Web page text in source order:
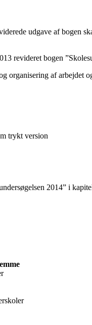
udgave af bogen
revideret bogen
organisering af arbejdet
trykt version
2014” i